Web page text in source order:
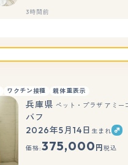
3時間前
ワクチン接種 親体重表示
兵庫県 ペット・プラザ アミー
バフ
2026年5月14日 生まれ
価格:375,000 円 税込